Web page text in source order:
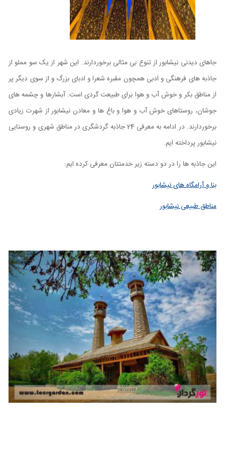
جاهای دیدنی نیشابور از تنوع بی مثالی برخوردارند. این شهر از یک سو مملو از
جاذبه های فرهنگی و ادبی همچون مقبره شعرا و ادبای بزرگ و از سوی دیگر پر
از مناطق بکر و خوش آب و هوا برای طبیعت گردی است. آبشارها و چشمه های
جوشان، روستاهای خوش آب و هوا و باغ ها و معادن نیشابور از شهرت زیادی
برخوردارند. در ادامه به معرفی 24 جاذبه گردشگری در مناطق شهری و روستایی
نیشابور پرداخته ایم.
این جاذبه ها را در دو دسته زیر خدمتتان معرفی کرده ایم:
بنا و آرامگاه های نیشابور
مناطق طبیعی نیشابور